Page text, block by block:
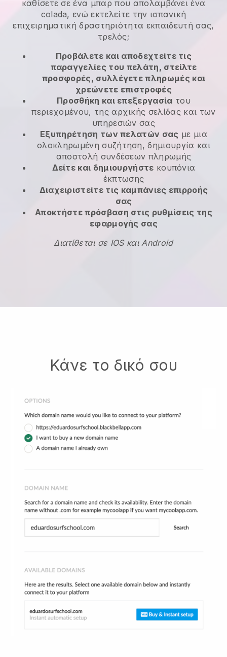
καθίσετε σε ένα μπαρ που απολαμβάνει ένα
colada, ενώ εκτελείτε την ισπανική
επιχειρηματική δραστηριότητα εκπαιδευτή σας,
τρελός;
Προβάλετε και αποδεχτείτε τις
παραγγελίες του πελάτη, στείλτε
προσφορές, συλλέγετε πληρωμές και
χρεώνετε επιστροφές
Προσθήκη και επεξεργασία του
περιεχομένου, της αρχικής σελίδας και των
υπηρεσιών σας
Εξυπηρέτηση των πελατών σας με μια
ολοκληρωμένη συζήτηση, δημιουργία και
αποστολή συνδέσεων πληρωμής
Δείτε και δημιουργήστε κουπόνια
έκπτωσης
Διαχειριστείτε τις καμπάνιες επιρροής
σας
Αποκτήστε πρόσβαση στις ρυθμίσεις της
εφαρμογής σας
Διατίθεται σε IOS και Android
Κάνε το δικό σου